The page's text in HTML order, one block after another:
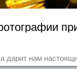
дарит нам